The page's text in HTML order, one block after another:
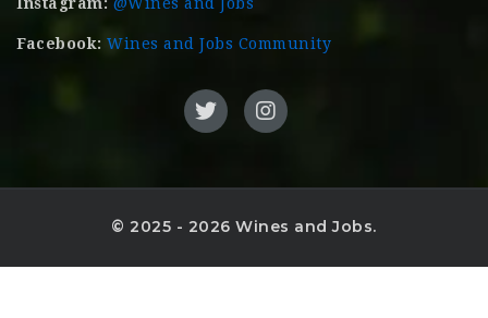
Facebook: Wines and Jobs Community
© 2025 - 2026 Wines and Jobs.